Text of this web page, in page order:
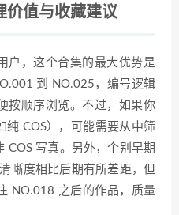
价值与收藏建议
户，这个合集的最大优势是
到 NO.025，编号逻辑
按顺序浏览。不过，如果你
纯 COS），可能需要从中筛
COS 写真。另外，个别早期
晰度相比后期有所差距，但
NO.018 之后的作品，质量